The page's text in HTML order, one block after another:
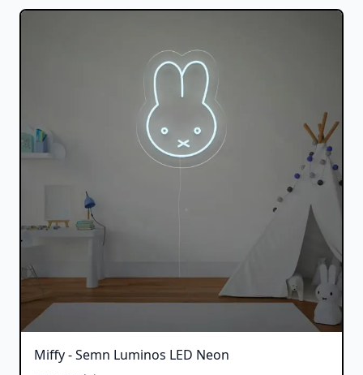
Miffy - Semn Luminos LED Neon